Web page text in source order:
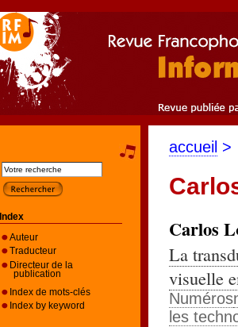
accueil >
Carlos
La
visuelle
Numéros
les
Index
Auteur
Traducteur
Directeur de la
publication
Index de mots-clés
Index by keyword